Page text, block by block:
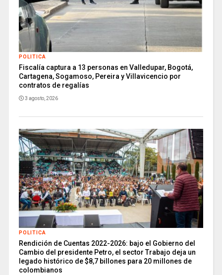
POLITICA
Fiscalía captura a 13 personas en Valledupar, Bogotá,
Cartagena, Sogamoso, Pereira y Villavicencio por
contratos de regalías
3 agosto, 2026
POLITICA
Rendición de Cuentas 2022-2026: bajo el Gobierno del
Cambio del presidente Petro, el sector Trabajo deja un
legado histórico de $8,7 billones para 20 millones de
colombianos